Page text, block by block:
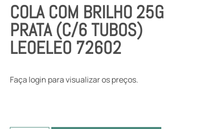
COLA COM BRILHO 25G
PRATA (C/6 TUBOS)
LEOELEO 72602
Faça login para visualizar os preços.